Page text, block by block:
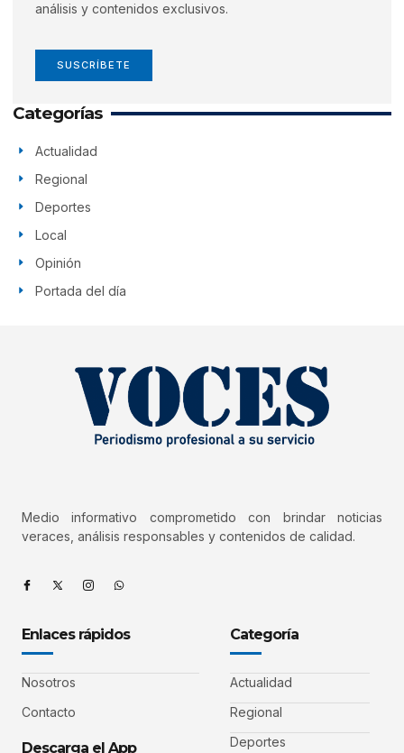
análisis y contenidos exclusivos.
SUSCRÍBETE
Categorías
Actualidad
Regional
Deportes
Local
Opinión
Portada del día
Medio informativo comprometido con brindar noticias
veraces, análisis responsables y contenidos de calidad.
Enlaces rápidos
Nosotros
Contacto
Descarga el App
Categoría
Actualidad
Regional
Deportes